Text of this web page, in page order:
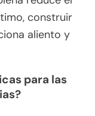
para
la resiliencia